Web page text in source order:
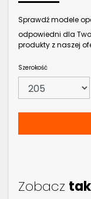
Sprawdź modele
odpowiedni dla
produkty z naszej
Szerokość
Zobacz